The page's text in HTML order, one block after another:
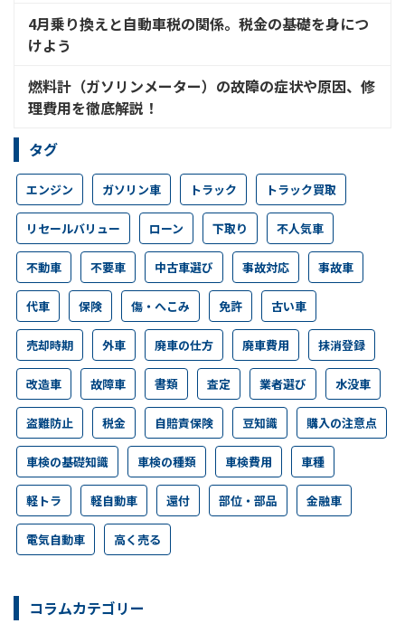
4月乗り換えと自動車税の関係。税金の基礎を身につ
けよう
燃料計（ガソリンメーター）の故障の症状や原因、修
理費用を徹底解説！
タグ
エンジン ガソリン車 トラック トラック買取
リセールバリュー ローン 下取り 不人気車
不動車 不要車 中古車選び 事故対応 事故車
代車 保険 傷・へこみ 免許 古い車
売却時期 外車 廃車の仕方 廃車費用 抹消登録
改造車 故障車 書類 査定 業者選び 水没車
盗難防止 税金 自賠責保険 豆知識 購入の注意点
車検の基礎知識 車検の種類 車検費用 車種
軽トラ 軽自動車 還付 部位・部品 金融車
電気自動車 高く売る
コラムカテゴリー